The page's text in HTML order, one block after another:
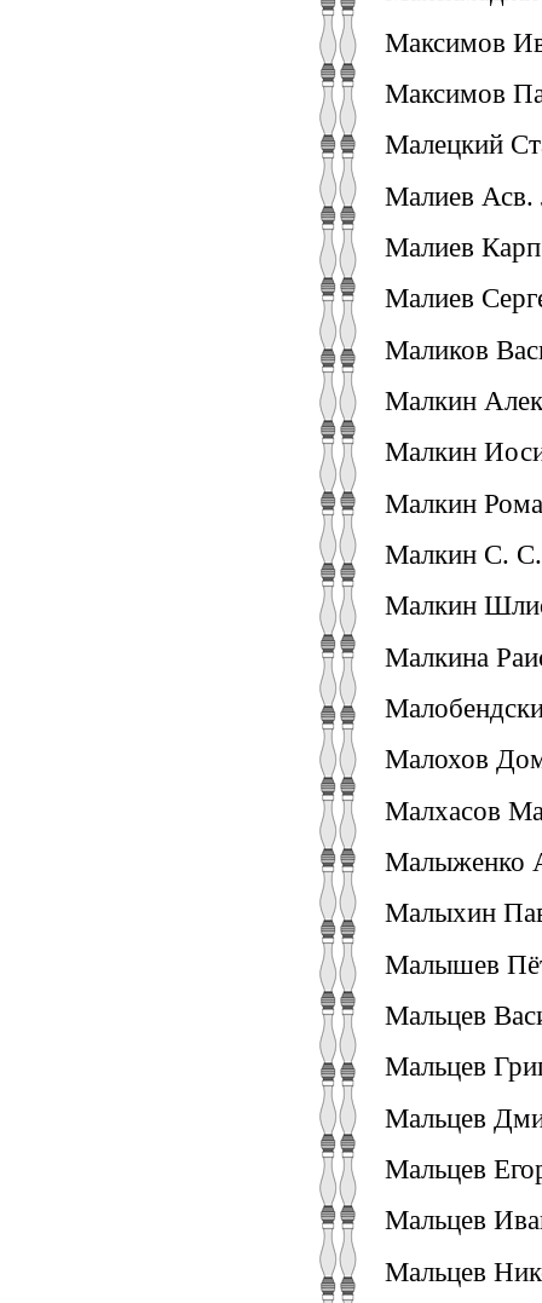
Максимов
Максимов
Малецкий
Малиев Асв.
Малиев
Малиев
Маликов
Малкин
Малкин
Малкин
Малкин С.
Малкин
Малкина
Малохов
Малхасов
Малыженко
Малыхин
Малышев
Мальцев
Мальцев
Мальцев
Мальцев
Мальцев
Мальцев